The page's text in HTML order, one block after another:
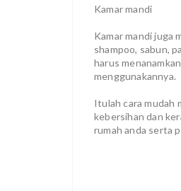
Kamar mandi
Kamar mandi juga
shampoo, sabun,
harus
menggunakannya.
Itulah cara mudah
kebersihan dan
rumah anda serta